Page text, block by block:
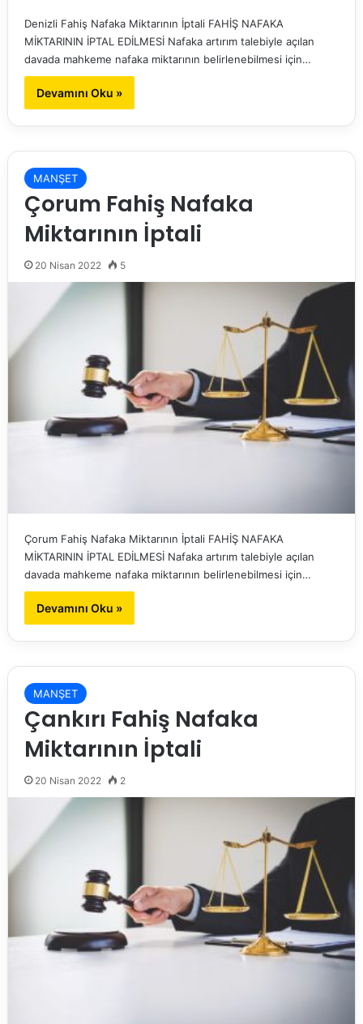
Denizli Fahiş Nafaka Miktarının İptali FAHİŞ NAFAKA
MİKTARININ İPTAL EDİLMESİ Nafaka artırım talebiyle açılan
davada mahkeme nafaka miktarının belirlenebilmesi için…
Devamını Oku »
MANŞET
Çorum Fahiş Nafaka
Miktarının İptali
20 Nisan 2022 5
Çorum Fahiş Nafaka Miktarının İptali FAHİŞ NAFAKA
MİKTARININ İPTAL EDİLMESİ Nafaka artırım talebiyle açılan
davada mahkeme nafaka miktarının belirlenebilmesi için…
Devamını Oku »
MANŞET
Çankırı Fahiş Nafaka
Miktarının İptali
20 Nisan 2022 2